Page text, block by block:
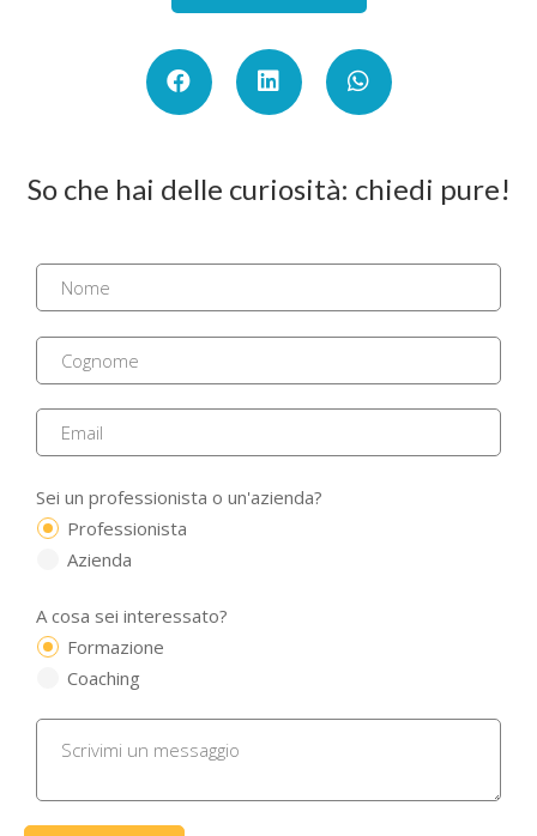
So che hai delle curiosità: chiedi pure!
Sei un professionista o un'azienda?
Professionista
Azienda
A cosa sei interessato?
Formazione
Coaching